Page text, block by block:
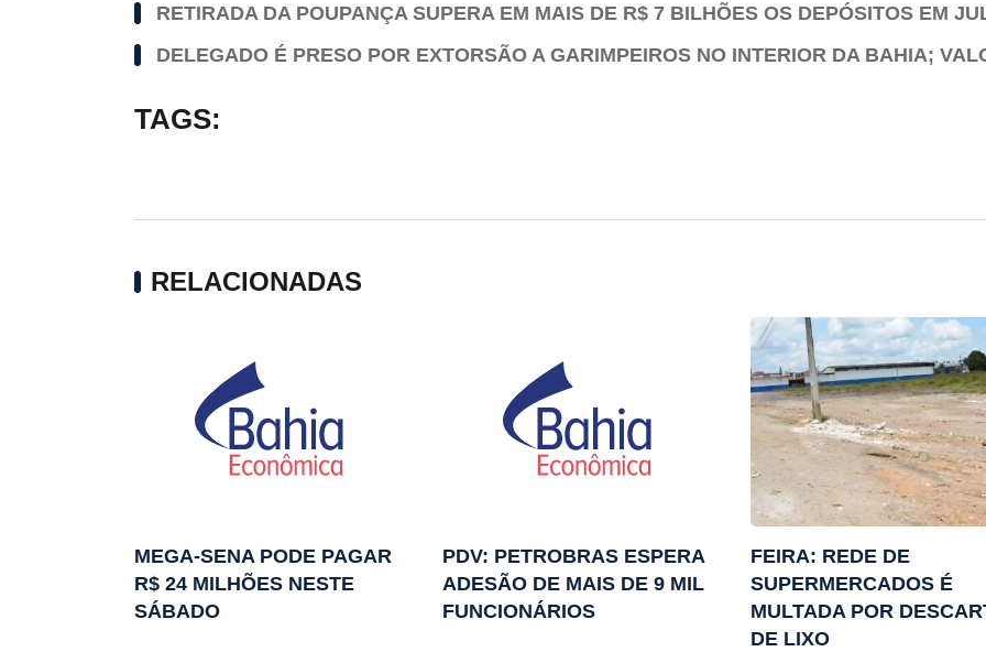
RETIRADA DA POUPANÇA SUPERA EM MAIS DE R$ 7 BILHÕES OS DEPÓSITOS EM
DELEGADO É PRESO POR EXTORSÃO A GARIMPEIROS NO INTERIOR DA BAHIA;
TAGS:
RELACIONADAS
MEGA-SENA PODE PAGAR
R$ 24 MILHÕES NESTE
SÁBADO
PDV: PETROBRAS ESPERA
ADESÃO DE MAIS DE 9 MIL
FUNCIONÁRIOS
FEIRA: REDE DE
SUPERMERCADOS É
MULTADA POR
DE LIXO